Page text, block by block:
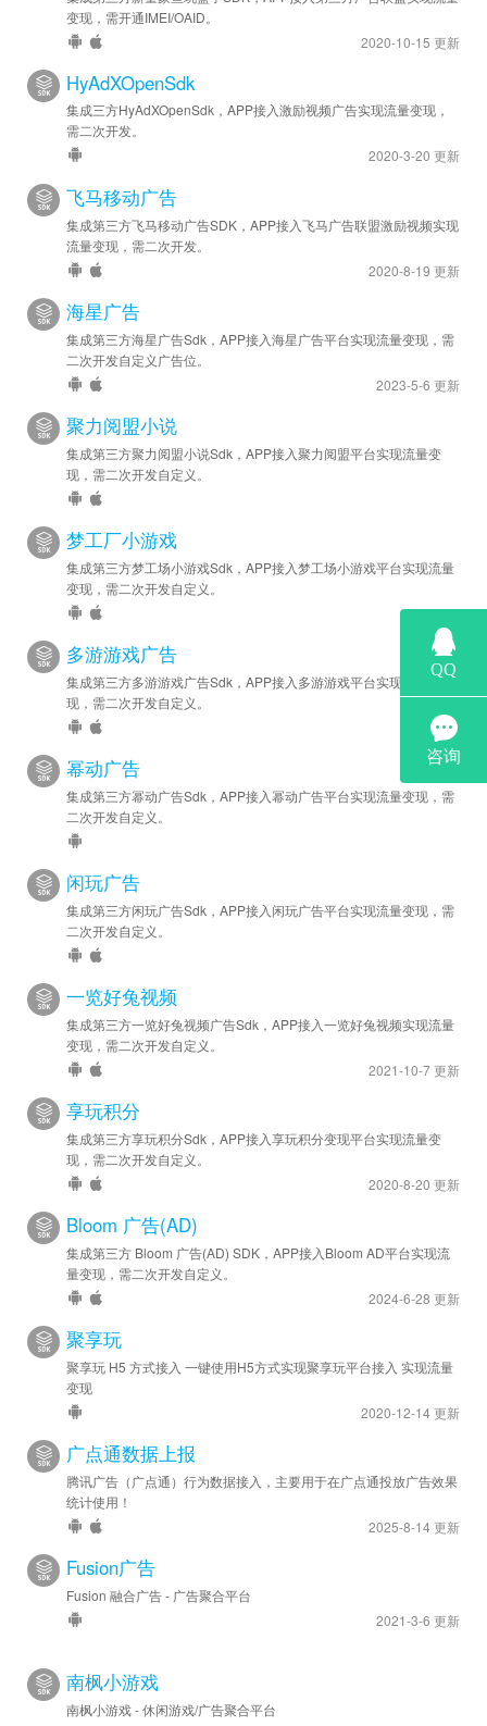
变现，需开通IMEI/OAID。
2020-10-15 更新
HyAdXOpenSdk
集成三方HyAdXOpenSdk，APP接入激励视频广告实现流量变现，
需二次开发。
2020-3-20 更新
飞马移动广告
集成第三方飞马移动广告SDK，APP接入飞马广告联盟激励视频实现
流量变现，需二次开发。
2020-8-19 更新
海星广告
集成第三方海星广告Sdk，APP接入海星广告平台实现流量变现，需
二次开发自定义广告位。
2023-5-6 更新
聚力阅盟小说
集成第三方聚力阅盟小说Sdk，APP接入聚力阅盟平台实现流量变
现，需二次开发自定义。
梦工厂小游戏
集成第三方梦工场小游戏Sdk，APP接入梦工场小游戏平台实现流量
变现，需二次开发自定义。
多游游戏广告
集成第三方多游游戏广告Sdk，APP接入多游游戏平台实现流量变
现，需二次开发自定义。
幂动广告
集成第三方幂动广告Sdk，APP接入幂动广告平台实现流量变现，需
二次开发自定义。
闲玩广告
集成第三方闲玩广告Sdk，APP接入闲玩广告平台实现流量变现，需
二次开发自定义。
一览好兔视频
集成第三方一览好兔视频广告Sdk，APP接入一览好兔视频实现流量
变现，需二次开发自定义。
2021-10-7 更新
享玩积分
集成第三方享玩积分Sdk，APP接入享玩积分变现平台实现流量变
现，需二次开发自定义。
2020-8-20 更新
Bloom 广告(AD)
集成第三方 Bloom 广告(AD) SDK，APP接入Bloom AD平台实现流
量变现，需二次开发自定义。
2024-6-28 更新
聚享玩
聚享玩 H5 方式接入 一键使用H5方式实现聚享玩平台接入 实现流量
变现
2020-12-14 更新
广点通数据上报
腾讯广告（广点通）行为数据接入，主要用于在广点通投放广告效果
统计使用！
2025-8-14 更新
Fusion广告
Fusion 融合广告 - 广告聚合平台
2021-3-6 更新
南枫小游戏
南枫小游戏 - 休闲游戏/广告聚合平台